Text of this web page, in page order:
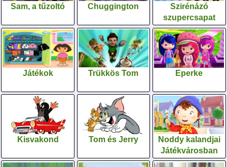
Sam, a tűzoltó Chuggington
Szirénázó
szupercsapat
Játékok Trükkös Tom Eperke
Kisvakond Tom és Jerry
Noddy kalandjai
Játékvárosban